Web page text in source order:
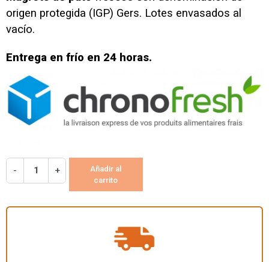
origen protegida (IGP) Gers. Lotes envasados al
vacío.
Entrega en frío en 24 horas.
- +
Añadir al
carrito